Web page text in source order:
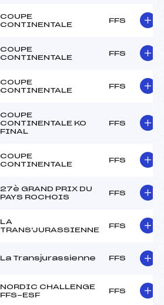
COUPE
CONTINENTALE
FFS
COUPE
CONTINENTALE
FFS
COUPE
CONTINENTALE
FFS
COUPE
CONTINENTALE KO
FINAL
FFS
COUPE
CONTINENTALE
FFS
27è GRAND PRIX DU
PAYS ROCHOIS
FFS
LA
TRANS'JURASSIENNE
FFS
La Transjurassienne FFS
NORDIC CHALLENGE
FFS-ESF
FFS